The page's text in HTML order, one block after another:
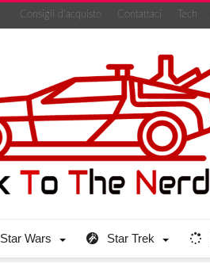
Consigli d’acquisto Contattaci Tech
Star Wars Star Trek